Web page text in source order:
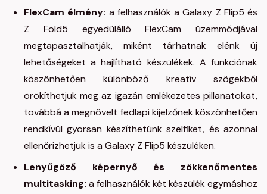
FlexCam élmény: a felhasználók a Galaxy Z Flip5 és
Z Fold5 egyedülálló FlexCam üzemmódjával
megtapasztalhatják, miként tárhatnak elénk új
lehetőségeket a hajlítható készülékek. A funkciónak
köszönhetően különböző kreatív szögekből
örökíthetjük meg az igazán emlékezetes pillanatokat,
továbbá a megnövelt fedlapi kijelzőnek köszönhetően
rendkívül gyorsan készíthetünk szelfiket, és azonnal
ellenőrizhetjük is a Galaxy Z Flip5 készüléken.
Lenyűgöző képernyő és zökkenőmentes
multitasking: a felhasználók két készülék egymáshoz